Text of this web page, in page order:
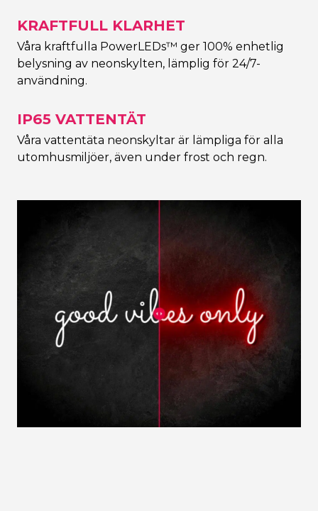
KRAFTFULL KLARHET
Våra kraftfulla PowerLEDs™ ger 100% enhetlig
belysning av neonskylten, lämplig för 24/7-
användning.
IP65 VATTENTÄT
Våra vattentäta neonskyltar är lämpliga för alla
utomhusmiljöer, även under frost och regn.